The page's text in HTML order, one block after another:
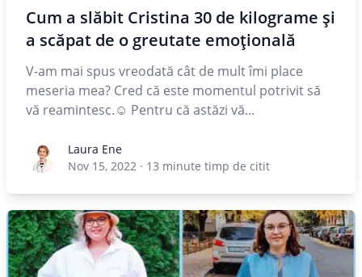
Cum a slăbit Cristina 30 de kilograme și
a scăpat de o greutate emoțională
V-am mai spus vreodată cât de mult îmi place
meseria mea? Cred că este momentul potrivit să
vă reamintesc.☺ Pentru că astăzi vă...
Laura EneLaura Ene
Nov 15, 2022 · 13 minute timp de citit